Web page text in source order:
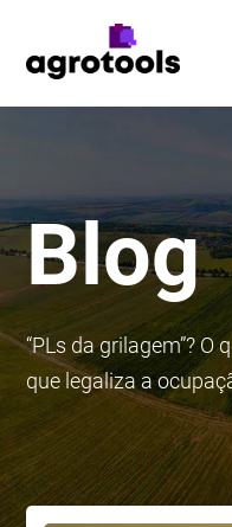
Blog
“PLs da grilagem”?
que legaliza a